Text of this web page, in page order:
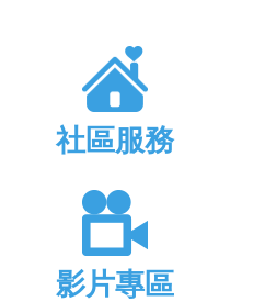
社區服務
影片專區